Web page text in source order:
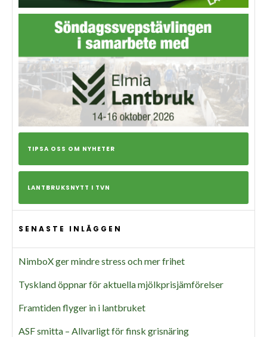
TIPSA OSS OM NYHETER
LANTBRUKSNYTT I TVN
SENASTE INLÄGGEN
NimboX ger mindre stress och mer frihet
Tyskland öppnar för aktuella mjölkprisjämförelser
Framtiden flyger in i lantbruket
ASF smitta – Allvarligt för finsk grisnäring